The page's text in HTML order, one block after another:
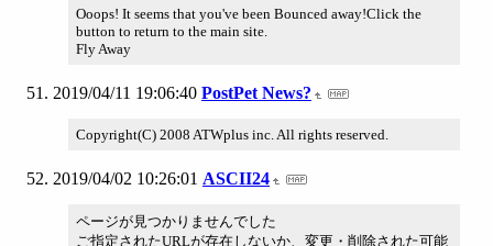
Ooops! It seems that you've been Bounced away!Click the
button to return to the main site.
Fly Away
2019/04/11 19:06:40 PostPet News?
Copyright(C) 2008 ATWplus inc. All rights reserved.
2019/04/02 10:26:01 ASCII24
ページが見つかりませんでした
ご指定されたURLが存在しないか、変更・削除された可能